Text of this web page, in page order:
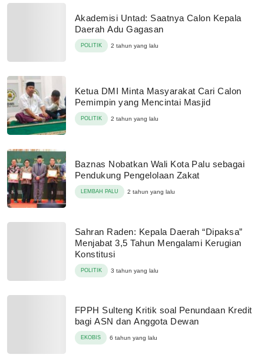
Akademisi Untad: Saatnya Calon Kepala
Daerah Adu Gagasan
POLITIK 2 tahun yang lalu
Ketua DMI Minta Masyarakat Cari Calon
Pemimpin yang Mencintai Masjid
POLITIK 2 tahun yang lalu
Baznas Nobatkan Wali Kota Palu sebagai
Pendukung Pengelolaan Zakat
LEMBAH PALU 2 tahun yang lalu
Sahran Raden: Kepala Daerah “Dipaksa”
Menjabat 3,5 Tahun Mengalami Kerugian
Konstitusi
POLITIK 3 tahun yang lalu
FPPH Sulteng Kritik soal Penundaan Kredit
bagi ASN dan Anggota Dewan
EKOBIS 6 tahun yang lalu